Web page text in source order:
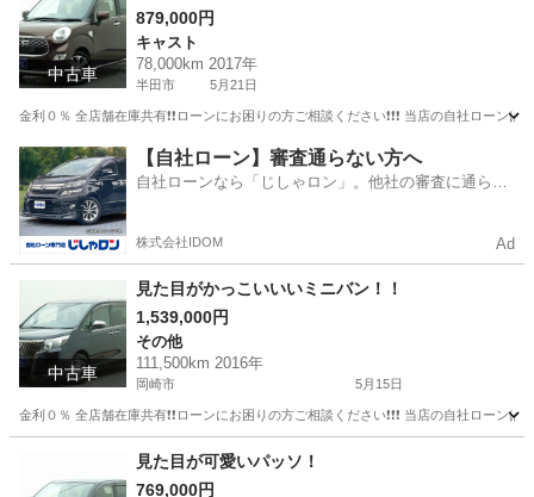
中古車
879,000円
キャスト
78,000km 2017年
半田市 5月21日
金利０％ 全店舗在庫共有❗️❗️ローンにお困りの方ご相談ください❗️❗️❗️ 当店の自社ロ
愛知 半田市 キャスト ローン
【自社ローン】審査通らない方へ
自社ローンなら「じしゃロン」。他社の審査に通らな
株式会社IDOM Ad
中古車
見た目がかっこいいいミニバン！！
1,539,000円
その他
111,500km 2016年
岡崎市 5月15日
金利０％ 全店舗在庫共有❗️❗️ローンにお困りの方ご相談ください❗️❗️❗️ 当店の自社ロ
その他 エスクァイア
見た目が可愛いパッソ！
769,000円